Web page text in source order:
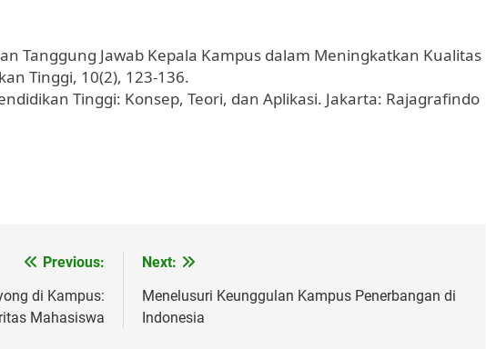
Tanggung Jawab Kepala Kampus dalam Meningkatkan Kualitas
Tinggi, 10(2), 123-136.
Tinggi: Konsep, Teori, dan Aplikasi. Jakarta: Rajagrafindo
Previous:
di Kampus:
Mahasiswa
Next:
Menelusuri Keunggulan Kampus Penerbangan di
Indonesia